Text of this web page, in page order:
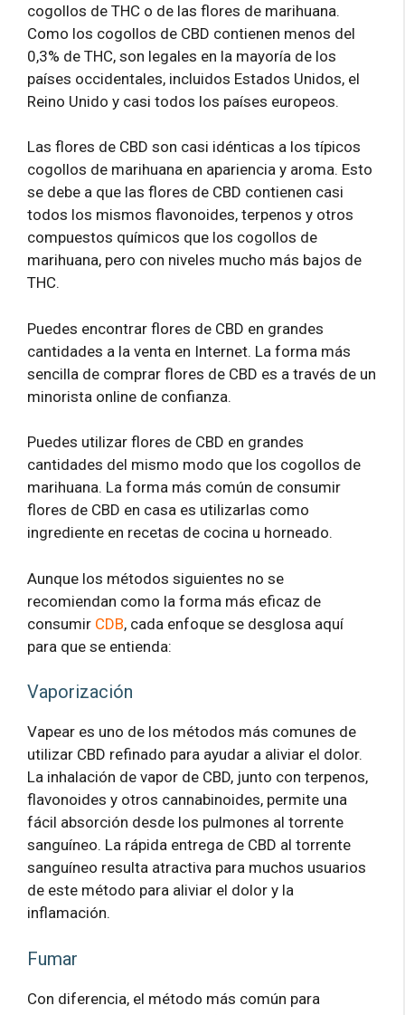
cogollos de THC o de las flores de marihuana.
Como los cogollos de CBD contienen menos del
0,3% de THC, son legales en la mayoría de los
países occidentales, incluidos Estados Unidos, el
Reino Unido y casi todos los países europeos.
Las flores de CBD son casi idénticas a los típicos
cogollos de marihuana en apariencia y aroma. Esto
se debe a que las flores de CBD contienen casi
todos los mismos flavonoides, terpenos y otros
compuestos químicos que los cogollos de
marihuana, pero con niveles mucho más bajos de
THC.
Puedes encontrar flores de CBD en grandes
cantidades a la venta en Internet. La forma más
sencilla de comprar flores de CBD es a través de un
minorista online de confianza.
Puedes utilizar flores de CBD en grandes
cantidades del mismo modo que los cogollos de
marihuana. La forma más común de consumir
flores de CBD en casa es utilizarlas como
ingrediente en recetas de cocina u horneado.
Aunque los métodos siguientes no se
recomiendan como la forma más eficaz de
consumir CDB, cada enfoque se desglosa aquí
para que se entienda:
Vaporización
Vapear es uno de los métodos más comunes de
utilizar CBD refinado para ayudar a aliviar el dolor.
La inhalación de vapor de CBD, junto con terpenos,
flavonoides y otros cannabinoides, permite una
fácil absorción desde los pulmones al torrente
sanguíneo. La rápida entrega de CBD al torrente
sanguíneo resulta atractiva para muchos usuarios
de este método para aliviar el dolor y la
inflamación.
Fumar
Con diferencia, el método más común para